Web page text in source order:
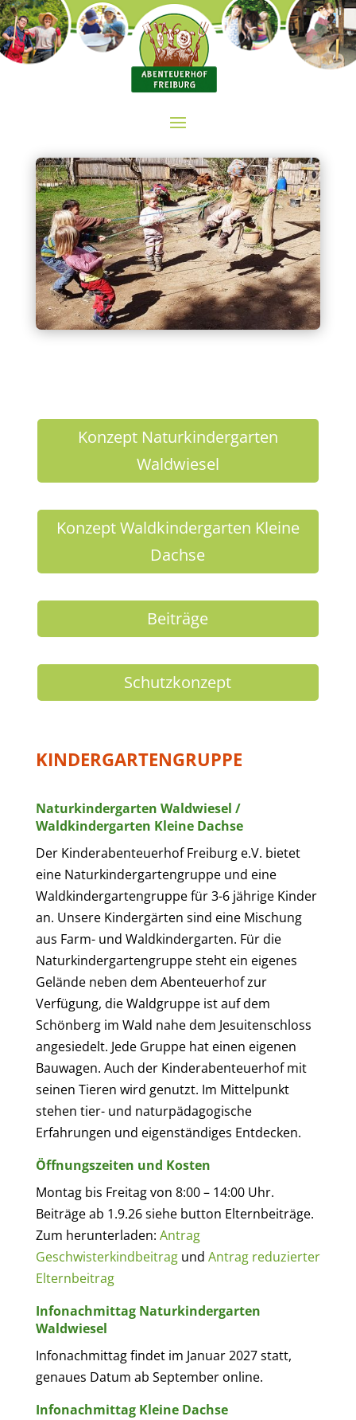
Konzept Naturkindergarten
Waldwiesel
Konzept Waldkindergarten Kleine
Dachse
Beiträge
Schutzkonzept
KINDERGARTENGRUPPE
Naturkindergarten Waldwiesel /
Waldkindergarten Kleine Dachse
Der Kinderabenteuerhof Freiburg e.V. bietet
eine Naturkindergartengruppe und eine
Waldkindergartengruppe für 3-6 jährige Kinder
an. Unsere Kindergärten sind eine Mischung
aus Farm- und Waldkindergarten. Für die
Naturkindergartengruppe steht ein eigenes
Gelände neben dem Abenteuerhof zur
Verfügung, die Waldgruppe ist auf dem
Schönberg im Wald nahe dem Jesuitenschloss
angesiedelt. Jede Gruppe hat einen eigenen
Bauwagen. Auch der Kinderabenteuerhof mit
seinen Tieren wird genutzt. Im Mittelpunkt
stehen tier- und naturpädagogische
Erfahrungen und eigenständiges Entdecken.
Öffnungszeiten und Kosten
Montag bis Freitag von 8:00 – 14:00 Uhr.
Beiträge ab 1.9.26 siehe button Elternbeiträge.
Zum herunterladen: Antrag
Geschwisterkindbeitragund Antrag reduzierter
Elternbeitrag
Infonachmittag Naturkindergarten
Waldwiesel
Infonachmittag findet im Januar 2027 statt,
genaues Datum ab September online.
Infonachmittag Kleine Dachse